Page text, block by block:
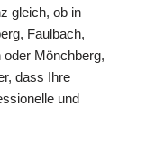
gleich, ob in
Faulbach,
Mönchberg,
dass Ihre
und